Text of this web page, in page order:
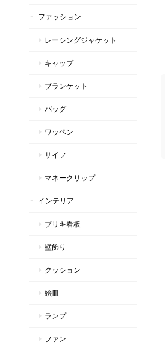
ファッション
レーシングジャケット
キャップ
ブランケット
バッグ
ワッペン
サイフ
マネークリップ
インテリア
ブリキ看板
壁飾り
クッション
絵皿
ランプ
ファン